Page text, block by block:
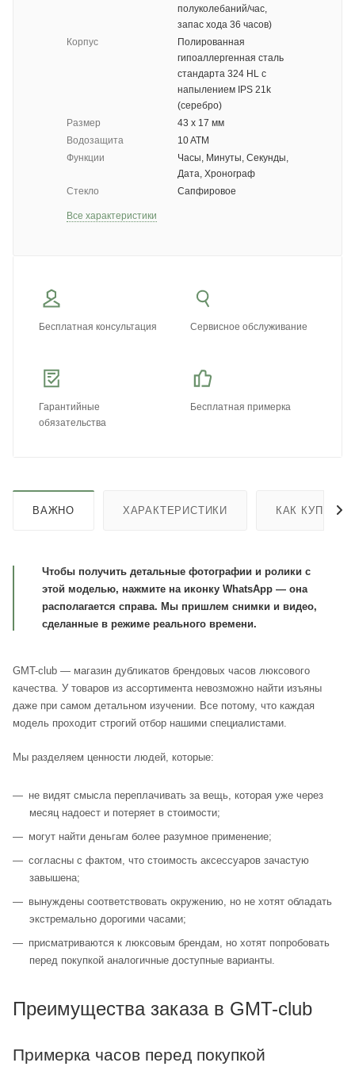
полуколебаний/час,
запас хода 36 часов)
Корпус
Полированная
гипоаллергенная сталь
стандарта 324 HL с
напылением IPS 21k
(серебро)
Размер
43 х 17 мм
Водозащита
10 ATM
Функции
Часы, Минуты, Секунды,
Дата, Хронограф
Стекло
Сапфировое
Все характеристики
Бесплатная консультация Сервисное обслуживание
Гарантийные
обязательства
Бесплатная примерка
ВАЖНО ХАРАКТЕРИСТИКИ КАК КУПИТЬ
Чтобы получить детальные фотографии и ролики с
этой моделью, нажмите на иконку WhatsApp — она
располагается справа. Мы пришлем снимки и видео,
сделанные в режиме реального времени.
GMT-club — магазин дубликатов брендовых часов люксового
качества. У товаров из ассортимента невозможно найти изъяны
даже при самом детальном изучении. Все потому, что каждая
модель проходит строгий отбор нашими специалистами.
Мы разделяем ценности людей, которые:
не видят смысла переплачивать за вещь, которая уже через
месяц надоест и потеряет в стоимости;
могут найти деньгам более разумное применение;
согласны с фактом, что стоимость аксессуаров зачастую
завышена;
вынуждены соответствовать окружению, но не хотят обладать
экстремально дорогими часами;
присматриваются к люксовым брендам, но хотят попробовать
перед покупкой аналогичные доступные варианты.
Преимущества заказа в GMT-club
Примерка часов перед покупкой